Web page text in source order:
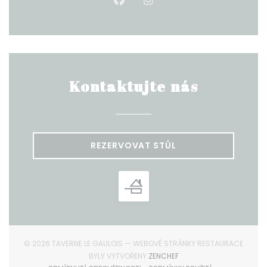
Facebook ((otevře se v
Instagram ((otevře
Kontaktujte nás
REZERVOVAT STŮL
© 2026 TAVERNE LE GAULOIS — WEBOVÉ STRÁNKY RESTAURACE
BYLY VYTVOŘENY ZENCHEF((OTEVŘE SE V NOVÉM